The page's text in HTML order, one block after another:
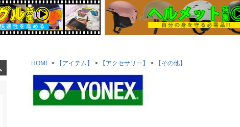
HOME 【アイテム】 【アクセサリー】 【その他】